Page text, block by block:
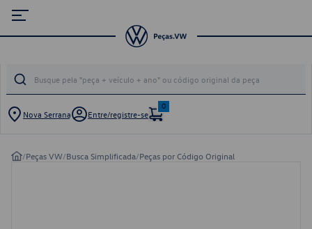
Nova Serrana Entre/registre-se
0
/Peças VW/Busca Simplificada/Peças por Código Original